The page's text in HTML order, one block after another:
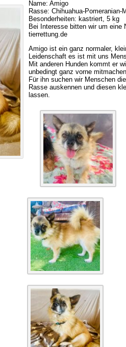
Name: Amigo
Rasse: Chihuahua-
Besonderheiten: kastriert, 5 kg
Bei Interesse bitten wir um eine
tierrettung.de
Amigo ist ein ganz normaler,
Leidenschaft es ist mit uns
Mit anderen Hunden kommt er
unbedingt ganz vorne
Für ihn suchen wir Menschen
Rasse auskennen und diesen
lassen.